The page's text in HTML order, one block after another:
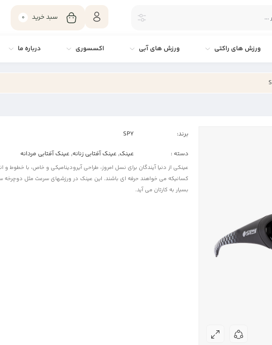
سبد خرید 0
ورزش های راکتی ورزش های آبی اکسسوری درباره ما
برند: SPY
دسته : عینک,عینک آفتابی زنانه,عینک آفتابی مردانه
عینکی از دنیا آیندگان برای نسل امروز، طراحی آیرودینامیکی و خاص، با خطوط و
کسانیکه می خواهند حرفه ای باشند. این عینک در ورزشهای سرعت مثل دوچرخه
بسیار به کارتان می آید.